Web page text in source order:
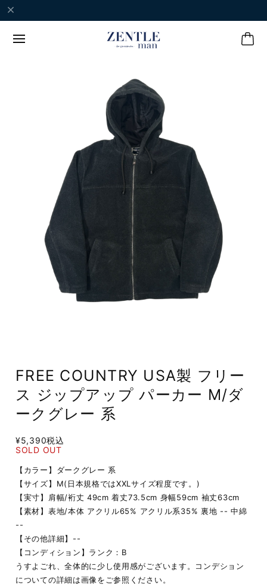
FREE COUNTRY USA製 フリー
ス ジップアップ パーカー M/ダ
ークグレー 系
¥5,390税込
SOLD OUT
【カラー】ダークグレー 系
【サイズ】M(日本規格ではXXLサイズ程度です。)
【実寸】肩幅/裄丈 49cm 着丈73.5cm 身幅59cm 袖丈63cm
【素材】表地/本体 アクリル65% アクリル系35% 裏地 -- 中綿
--
【その他詳細】--
【コンディション】ランク：B
うすよごれ、全体的に少し使用感がございます。コンデション
についての詳細は画像をご参照ください。